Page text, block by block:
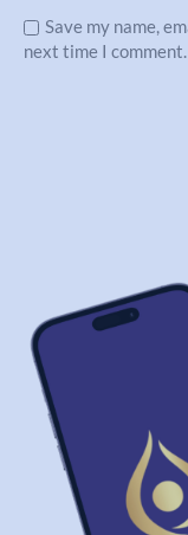
Save my name,
next time I comment.